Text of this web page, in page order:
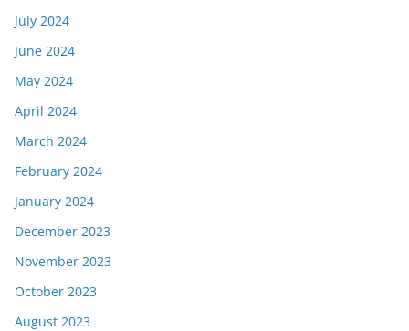
July 2024
June 2024
May 2024
April 2024
March 2024
February 2024
January 2024
December 2023
November 2023
October 2023
August 2023